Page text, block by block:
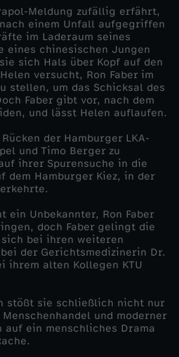
Meldung zufällig erfährt,
einem Unfall aufgegriffen
im Laderaum seines
eines chinesischen Jungen
sich Hals über Kopf auf den
versucht, Ron Faber im
stellen, um das Schicksal des
Faber gibt vor, nach dem
und lässt Helen auflaufen.
der Hamburger LKA-
und Timo Berger zu
ihrer Spurensuche in die
dem Hamburger Kiez, in der
ein Unbekannter, Ron Faber
doch Faber gelingt die
bei ihren weiteren
der Gerichtsmedizinerin Dr.
ihrem alten Kollegen KTU
stößt sie schließlich nicht nur
und moderner
auf ein menschliches Drama